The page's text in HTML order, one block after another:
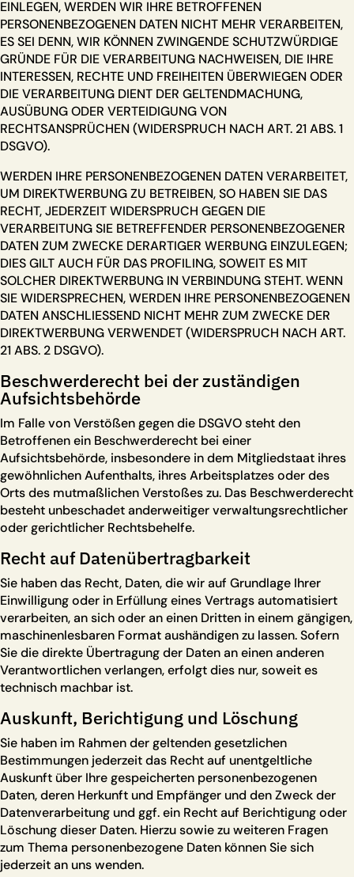
EINLEGEN, WERDEN WIR IHRE BETROFFENEN
PERSONENBEZOGENEN DATEN NICHT MEHR VERARBEITEN,
ES SEI DENN, WIR KÖNNEN ZWINGENDE SCHUTZWÜRDIGE
GRÜNDE FÜR DIE VERARBEITUNG NACHWEISEN, DIE IHRE
INTERESSEN, RECHTE UND FREIHEITEN ÜBERWIEGEN ODER
DIE VERARBEITUNG DIENT DER GELTENDMACHUNG,
AUSÜBUNG ODER VERTEIDIGUNG VON
RECHTSANSPRÜCHEN (WIDERSPRUCH NACH ART. 21 ABS. 1
DSGVO).
WERDEN IHRE PERSONENBEZOGENEN DATEN VERARBEITET,
UM DIREKTWERBUNG ZU BETREIBEN, SO HABEN SIE DAS
RECHT, JEDERZEIT WIDERSPRUCH GEGEN DIE
VERARBEITUNG SIE BETREFFENDER PERSONENBEZOGENER
DATEN ZUM ZWECKE DERARTIGER WERBUNG EINZULEGEN;
DIES GILT AUCH FÜR DAS PROFILING, SOWEIT ES MIT
SOLCHER DIREKTWERBUNG IN VERBINDUNG STEHT. WENN
SIE WIDERSPRECHEN, WERDEN IHRE PERSONENBEZOGENEN
DATEN ANSCHLIESSEND NICHT MEHR ZUM ZWECKE DER
DIREKTWERBUNG VERWENDET (WIDERSPRUCH NACH ART.
21 ABS. 2 DSGVO).
Beschwerde­recht bei der zuständigen
Aufsichts­behörde
Im Falle von Verstößen gegen die DSGVO steht den
Betroffenen ein Beschwerderecht bei einer
Aufsichtsbehörde, insbesondere in dem Mitgliedstaat ihres
gewöhnlichen Aufenthalts, ihres Arbeitsplatzes oder des
Orts des mutmaßlichen Verstoßes zu. Das Beschwerderecht
besteht unbeschadet anderweitiger verwaltungsrechtlicher
oder gerichtlicher Rechtsbehelfe.
Recht auf Daten­übertrag­barkeit
Sie haben das Recht, Daten, die wir auf Grundlage Ihrer
Einwilligung oder in Erfüllung eines Vertrags automatisiert
verarbeiten, an sich oder an einen Dritten in einem gängigen,
maschinenlesbaren Format aushändigen zu lassen. Sofern
Sie die direkte Übertragung der Daten an einen anderen
Verantwortlichen verlangen, erfolgt dies nur, soweit es
technisch machbar ist.
Auskunft, Berichtigung und Löschung
Sie haben im Rahmen der geltenden gesetzlichen
Bestimmungen jederzeit das Recht auf unentgeltliche
Auskunft über Ihre gespeicherten personenbezogenen
Daten, deren Herkunft und Empfänger und den Zweck der
Datenverarbeitung und ggf. ein Recht auf Berichtigung oder
Löschung dieser Daten. Hierzu sowie zu weiteren Fragen
zum Thema personenbezogene Daten können Sie sich
jederzeit an uns wenden.